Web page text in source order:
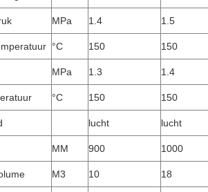
MPa 1.4 1.5
°C 150 150
MPa 1.3 1.4
°C 150 150
lucht lucht
MM 900 1000
M3 10 18